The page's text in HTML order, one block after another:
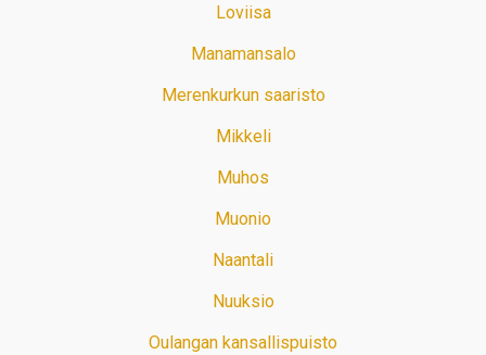
Loviisa
Manamansalo
Merenkurkun saaristo
Mikkeli
Muhos
Muonio
Naantali
Nuuksio
Oulangan kansallispuisto